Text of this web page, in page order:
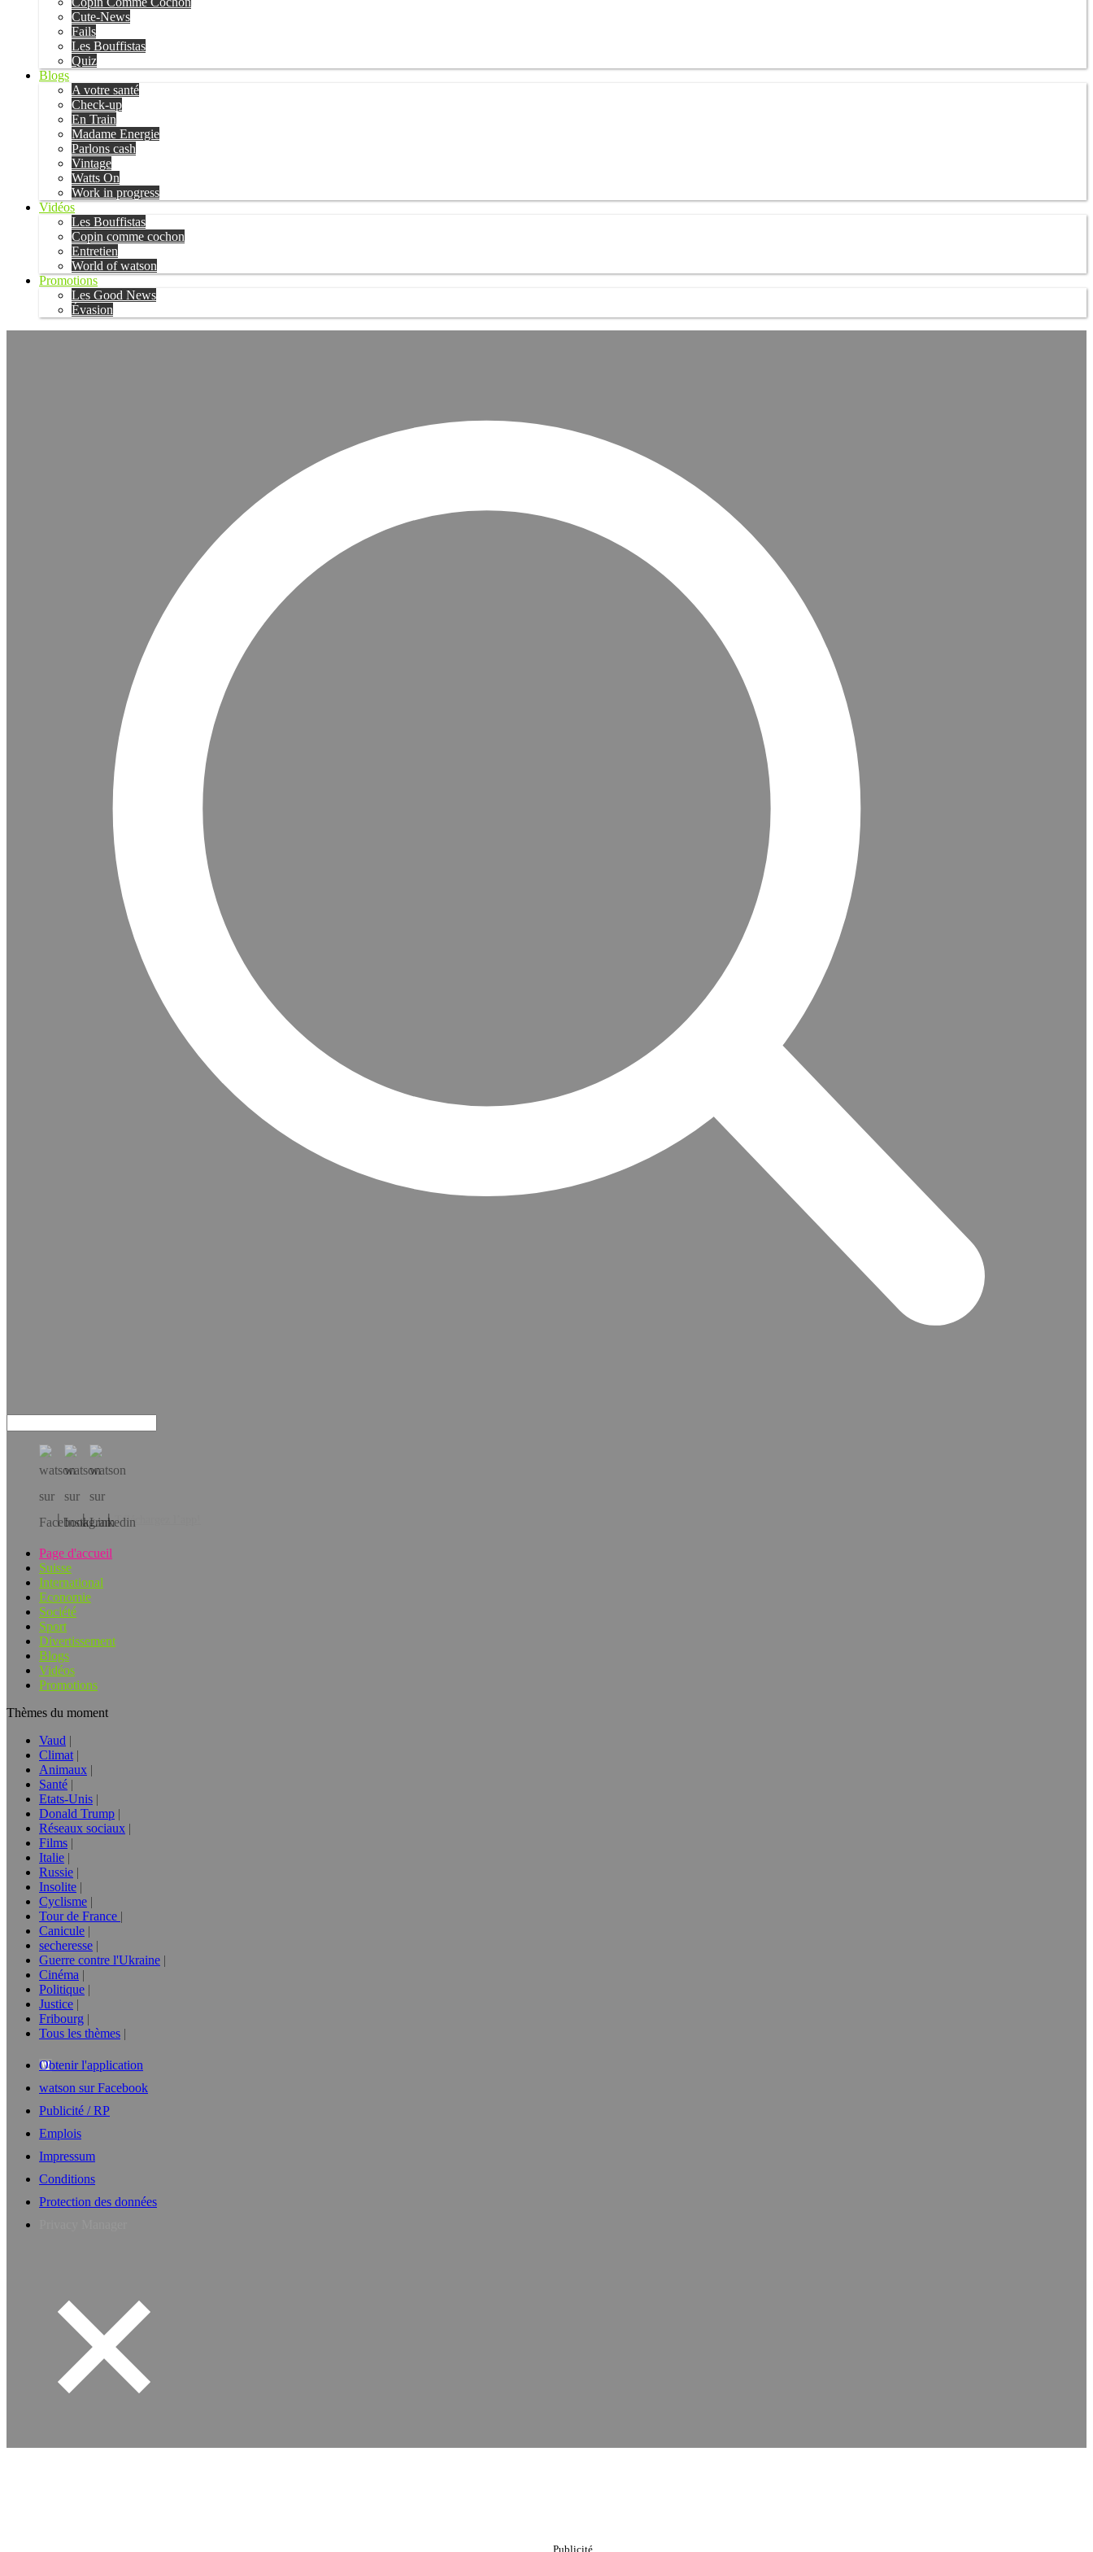
Cute-News
Fails
Les Bouffistas
Quiz
Blogs
A votre santé
Check-up
En Train
Madame Energie
Parlons cash
Vintage
Watts On
Work in progress
Vidéos
Les Bouffistas
Copin comme cochon
Entretien
World of watson
Promotions
Les Good News
Évasion
Téléchargez l’app!
Page d'accueil
Suisse
International
Economie
Société
Sport
Divertissement
Blogs
Vidéos
Promotions
Thèmes du moment
Vaud
Climat
Animaux
Santé
Etats-Unis
Donald Trump
Réseaux sociaux
Films
Italie
Russie
Insolite
Cyclisme
Tour de France
Canicule
secheresse
Guerre contre l'Ukraine
Cinéma
Politique
Justice
Fribourg
Tous les thèmes
Obtenir l'application
watson sur Facebook
Publicité / RP
Emplois
Impressum
Conditions
Protection des données